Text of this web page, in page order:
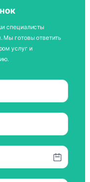
специалисты
готовы ответить
услуг и